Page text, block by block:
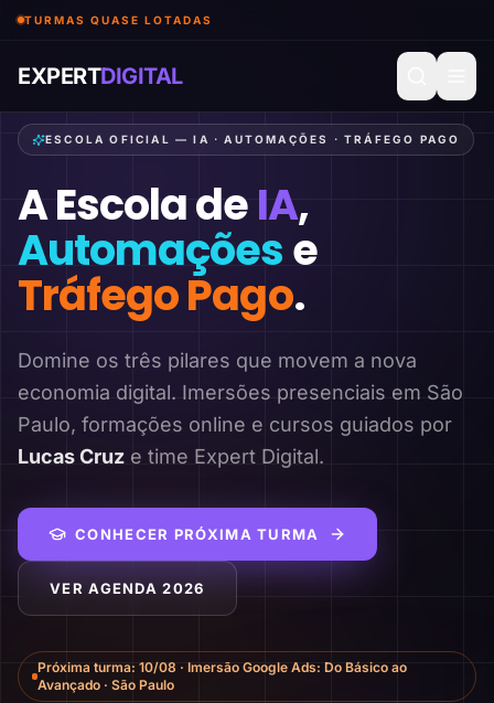
TURMAS QUASE LOTADAS
EXPERTDIGITAL
ESCOLA OFICIAL — IA · AUTOMAÇÕES · TRÁFEGO PAGO
A Escola deIA,
Automaçõese
Tráfego Pago.
Domine os três pilares que movem a nova
economia digital. Imersões presenciais em São
Paulo, formações online e cursos guiados por
Lucas Cruz e time Expert Digital.
CONHECER PRÓXIMA TURMA
VER AGENDA 2026
Próxima turma: 10/08 · Imersão Google Ads: Do Básico ao
Avançado · São Paulo